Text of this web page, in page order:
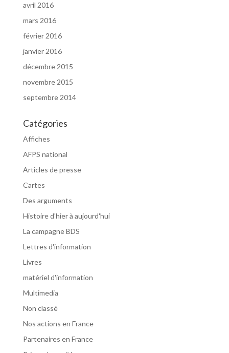
avril 2016
mars 2016
février 2016
janvier 2016
décembre 2015
novembre 2015
septembre 2014
Catégories
Affiches
AFPS national
Articles de presse
Cartes
Des arguments
Histoire d'hier à aujourd'hui
La campagne BDS
Lettres d'information
Livres
matériel d'information
Multimedia
Non classé
Nos actions en France
Partenaires en France